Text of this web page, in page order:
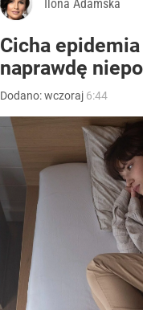
Ilona Adamska
Cicha
naprawdę
Dodano:wczoraj 6:44